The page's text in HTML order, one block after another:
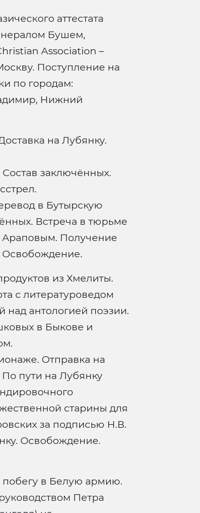
аттестата
Бушем,
Association –
Поступление на
по городам:
Нижний
на Лубянку.
заключённых.
в Бутырскую
Встреча в тюрьме
Получение
Освобождение.
из Хмелиты.
с литературоведом
антологией поэзии.
в Быкове и
Отправка на
пути на Лубянку
старины для
за подписью Н.В.
Освобождение.
побегу в Белую армию.
Петра